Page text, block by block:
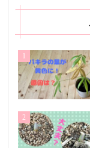
1
2